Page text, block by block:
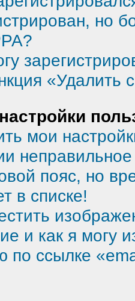
но
«Удалить
мои
пояс, но
в списке!
и как я могу
по ссылке